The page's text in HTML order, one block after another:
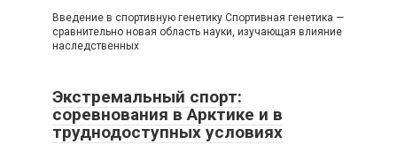
Введение в спортивную генетику Спортивная генетика —
сравнительно новая область науки, изучающая влияние
наследственных
Экстремальный спорт:
соревнования в Арктике и в
труднодоступных условиях